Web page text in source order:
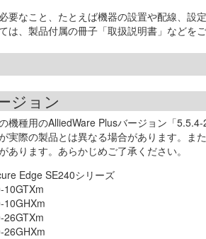
要なこと、たとえば機器の設置や配線、
は、製品付属の冊子「取扱説明書」などを
ジョン
機種用のAlliedWare Plusバージョン「
実際の製品とは異なる場合があります。
あります。あらかじめご了承ください。
Edge SE240シリーズ
10GTXm
10GHXm
26GTXm
26GHXm